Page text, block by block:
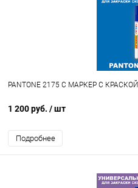
PANTONE 2175 C МАРКЕР С КРАСКОЙ
1 200 руб. / шт
Подробнее